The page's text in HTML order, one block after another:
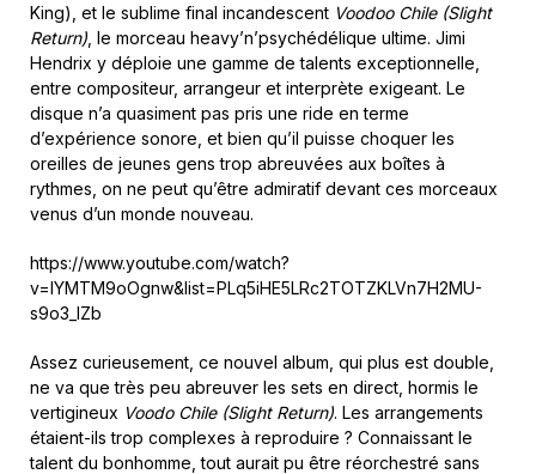
King), et le sublime final incandescent Voodoo Chile (Slight
Return) , le morceau heavy’n’psychédélique ultime. Jimi
Hendrix y déploie une gamme de talents exceptionnelle,
entre compositeur, arrangeur et interprète exigeant. Le
disque n’a quasiment pas pris une ride en terme
d’expérience sonore, et bien qu’il puisse choquer les
oreilles de jeunes gens trop abreuvées aux boîtes à
rythmes, on ne peut qu’être admiratif devant ces morceaux
venus d’un monde nouveau.
https://www.youtube.com/watch?
v=IYMTM9oOgnw&list=PLq5iHE5LRc2TOTZKLVn7H2MU-
s9o3_IZb
Assez curieusement, ce nouvel album, qui plus est double,
ne va que très peu abreuver les sets en direct, hormis le
vertigineux Voodo Chile (Slight Return). Les arrangements
étaient-ils trop complexes à reproduire ? Connaissant le
talent du bonhomme, tout aurait pu être réorchestré sans